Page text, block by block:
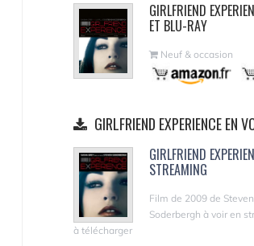
GIRLFRIEND
ET BLU-RAY
Neuf & occasion
GIRLFRIEND EXPERIENCE EN
GIRLFRIEND
STREAMING
Film de 2009 de Steven
Soderbergh à voir en
à télécharger